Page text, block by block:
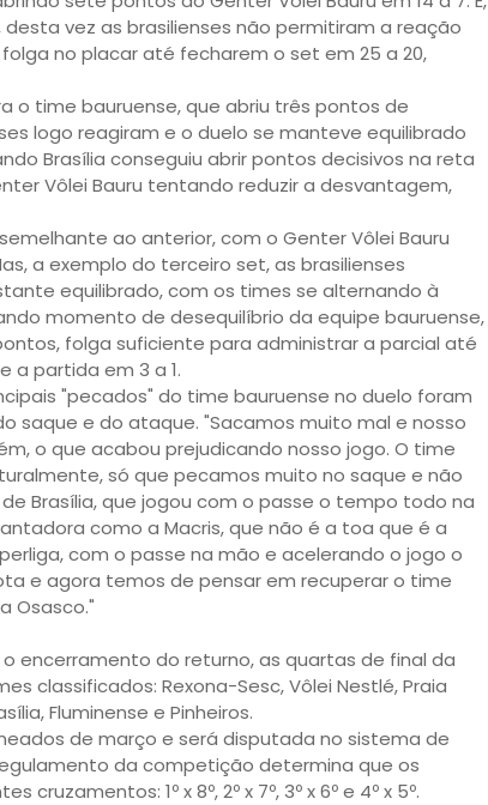
vez as brasilienses não permitiram a reação
no placar até fecharem o set em 25 a 20,
o time bauruense, que abriu três pontos de
logo reagiram e o duelo se manteve equilibrado
Brasília conseguiu abrir pontos decisivos na reta
Vôlei Bauru tentando reduzir a desvantagem,
ao anterior, com o Genter Vôlei Bauru
a exemplo do terceiro set, as brasilienses
equilibrado, com os times se alternando à
momento de desequilíbrio da equipe bauruense,
folga suficiente para administrar a parcial até
a partida em 3 a 1.
"pecados" do time bauruense no duelo foram
saque e do ataque. "Sacamos muito mal e nosso
o que acabou prejudicando nosso jogo. O time
só que pecamos muito no saque e não
Brasília, que jogou com o passe o tempo todo na
como a Macris, que não é a toa que é a
com o passe na mão e acelerando o jogo o
e agora temos de pensar em recuperar o time
Osasco."
encerramento do returno, as quartas de final da
classificados: Rexona-Sesc, Vôlei Nestlé, Praia
Fluminense e Pinheiros.
de março e será disputada no sistema de
da competição determina que os
1º x 8º, 2º x 7º, 3º x 6º e 4º x 5º.